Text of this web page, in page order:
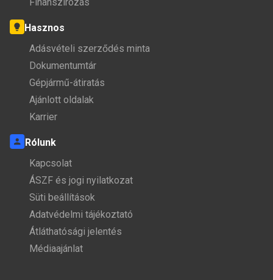
Finanszírozás
Hasznos
Adásvételi szerződés minta
Dokumentumtár
Gépjármű-átiratás
Ajánlott oldalak
Karrier
Rólunk
Kapcsolat
ÁSZF és jogi nyilatkozat
Süti beállítások
Adatvédelmi tájékoztató
Átláthatósági jelentés
Médiaajánlat